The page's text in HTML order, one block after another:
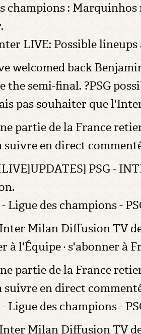
champions :
LIVE: Possible
welcomed back
the semi-final. ?PSG
pas souhaiter que
partie de la France
suivre en direct
PSG -
Ligue des champions -
Milan Diffusion TV
à l'Équipe · s'abonner à
partie de la France
suivre en direct
Ligue des champions -
Milan Diffusion TV